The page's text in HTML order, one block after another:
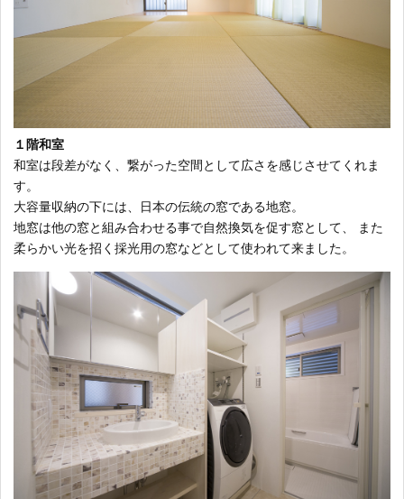
１階和室
和室は段差がなく、繋がった空間として広さを感じさせてくれま
す。
大容量収納の下には、日本の伝統の窓である地窓。
地窓は他の窓と組み合わせる事で自然換気を促す窓として、 また
柔らかい光を招く採光用の窓などとして使われて来ました。